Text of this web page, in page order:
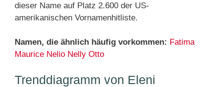
dieser Name auf Platz 2.600 der US-
amerikanischen Vornamenhitliste.
Namen, die ähnlich häufig vorkommen: Fatima
Maurice Nelio Nelly Otto
Trenddiagramm von Eleni